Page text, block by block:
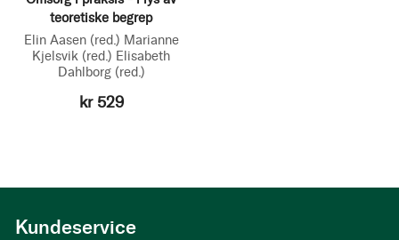
teoretiske begrep
Elin Aasen (red.) Marianne
Kjelsvik (red.) Elisabeth
Dahlborg (red.)
kr 529
Kundeservice